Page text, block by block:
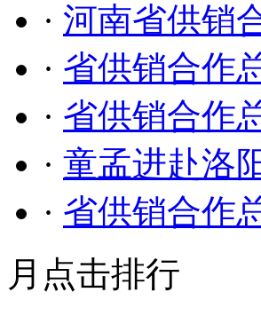
· 河南省供销
· 省供销合作
· 省供销合作
· 童孟进赴洛
· 省供销合作
月点击排行